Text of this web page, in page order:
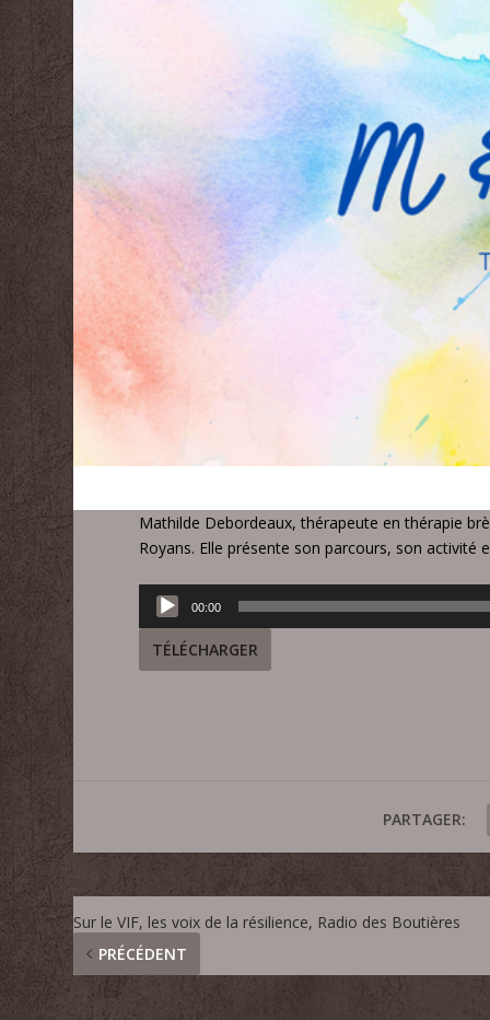
Mathilde Debordeaux, thérapeute en thérapie
Royans. Elle présente son parcours, son activité
Lecteur
audio
00:00
TÉLÉCHARGER
PARTAGER:
Sur le VIF, les voix de la résilience, Radio des Boutières
PRÉCÉDENT